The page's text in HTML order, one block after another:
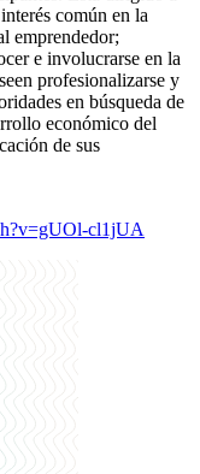
común en la
emprendedor;
e involucrarse en la
profesionalizarse y
en búsqueda de
económico del
de sus
cl1jUA